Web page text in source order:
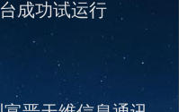
晋天维信息通讯